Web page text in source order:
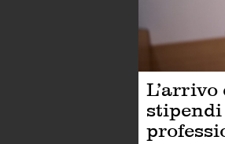
L’arrivo
stipendi